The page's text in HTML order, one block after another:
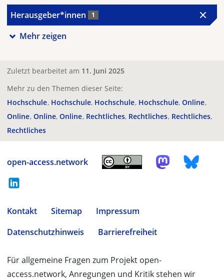
Herausgeber*innen 1
Mehr zeigen
Zuletzt bearbeitet am 11. Juni 2025
Mehr zu den Themen dieser Seite:
Hochschule Hochschule Hochschule Hochschule Online
Online Online Online Rechtliches Rechtliches Rechtliches
Rechtliches
open-access.network
Kontakt Sitemap
Impressum
Datenschutzhinweis
Barrierefreiheit
Für allgemeine Fragen zum Projekt open-
access.network, Anregungen und Kritik stehen wir